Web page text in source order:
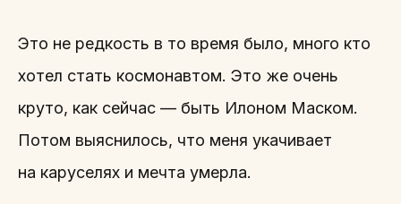
Это не редкость в то время было, много кто
хотел стать космонавтом. Это же очень
круто, как сейчас — быть Илоном Маском.
Потом выяснилось, что меня укачивает
на каруселях и мечта умерла.